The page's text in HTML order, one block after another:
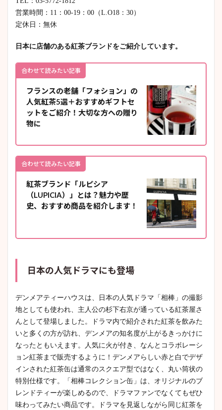
営業時間：11：00-19：00（L.O18：30）
定休日：無休
日本に店舗のある紅茶ブランドをご紹介しています。
合わせて読みたい記事
フランスの老舗「フォション」の
人気紅茶5選＋おすすめギフトセ
ットをご紹介！大切な方への贈り
物に
合わせて読みたい記事
紅茶ブランド「ルピシア
（LUPICIA）」とは？魅力や歴
史、おすすめ商品を紹介します！
日本の人気ドラマにも登場
デンメアティーハウスは、日本の人気ドラマ「相棒」の撮影
地としても使われ、主人公の杉下右京が通っている紅茶屋さ
んとして登場しました。ドラマ内で紹介された紅茶を飲みた
いと多くの方が訪れ、デンメアの知名度が上がるきっかけに
なったともいえます。人気に火が付き、なんとコラボレーシ
ョン紅茶まで販売するように！デンメアらしい赤と白でデザ
インされた紅茶缶は通常のスクエア型ではなく、丸い筒状の
特別仕様です。「相棒コレクション缶」は、オリジナルのブ
レンドティーが楽しめるので、ドラマファンでなくてもぜひ
味わってみたい商品です。ドラマを見返しながら同じ紅茶を